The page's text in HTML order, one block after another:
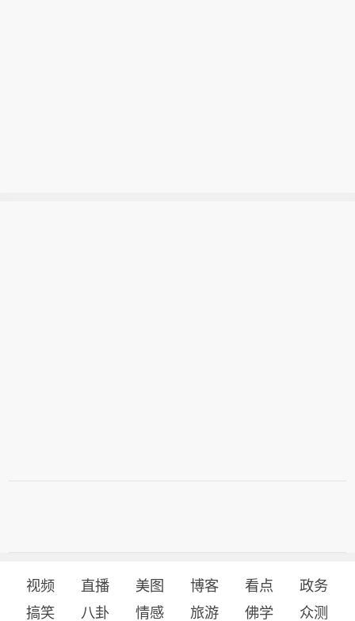
视频 直播 美图 博客 看点
政务
搞笑
八卦 情感 旅游 佛学 众测